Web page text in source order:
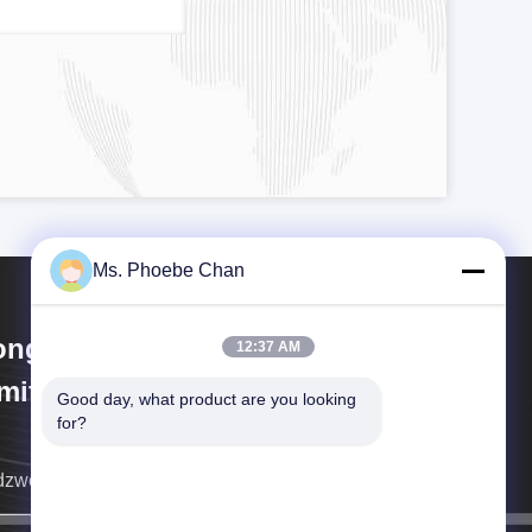
Guanke Industrial
jak najszybciej.
Ms. Phoebe Chan
12:37 AM
Good day, what product are you looking
for?